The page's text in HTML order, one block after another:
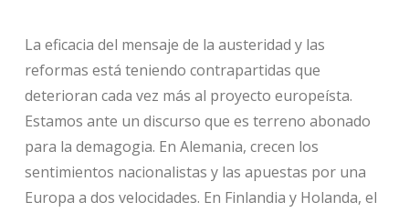
La eficacia del mensaje de la austeridad y las
reformas está teniendo contrapartidas que
deterioran cada vez más al proyecto europeísta.
Estamos ante un discurso que es terreno abonado
para la demagogia. En Alemania, crecen los
sentimientos nacionalistas y las apuestas por una
Europa a dos velocidades. En Finlandia y Holanda, el